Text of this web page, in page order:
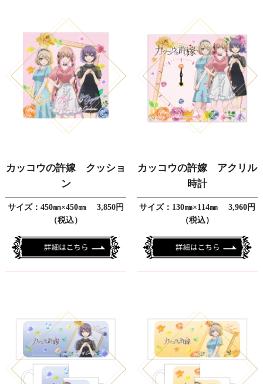
カッコウの許嫁 クッショ
ン
サイズ：450㎜×450㎜ 3,850円
（税込）
カッコウの許嫁 アクリル
時計
サイズ：130㎜×114㎜ 3,960円
（税込）